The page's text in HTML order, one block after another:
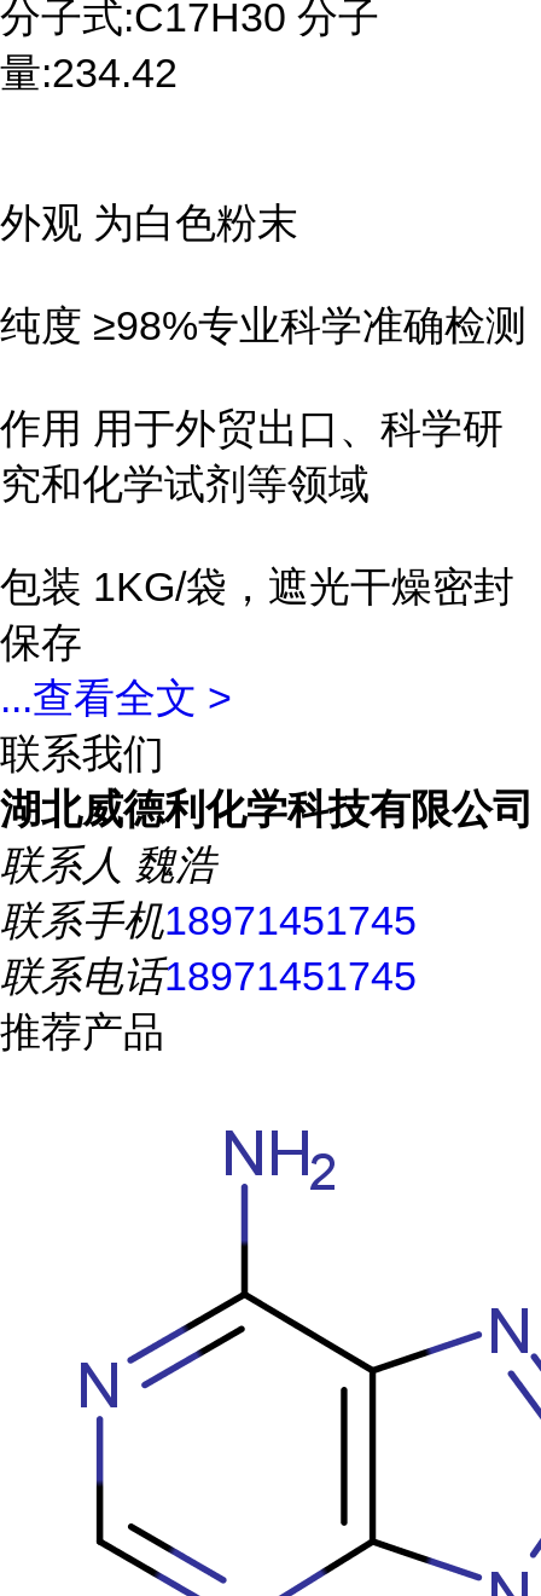
分子式:C17H30 分子
量:234.42
外观 为白色粉末
纯度 ≥98%专业科学准确检测
作用 用于外贸出口、科学研
究和化学试剂等领域
包装 1KG/袋，遮光干燥密封
保存
...查看全文 >
联系我们
湖北威德利化学科技有限公司
联系人 魏浩
联系手机18971451745
联系电话18971451745
推荐产品